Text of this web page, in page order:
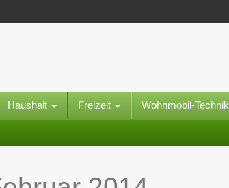
Haushalt Freizeit Wohnmobil-Technik